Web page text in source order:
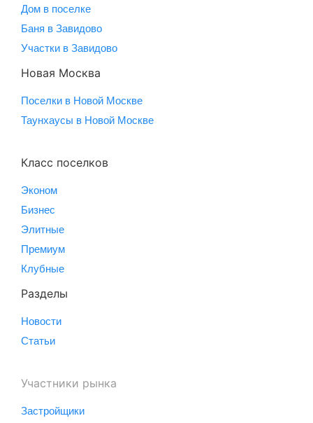
Дом в поселке
Баня в Завидово
Участки в Завидово
Новая Москва
Поселки в Новой Москве
Таунхаусы в Новой Москве
Класс поселков
Эконом
Бизнес
Элитные
Премиум
Клубные
Разделы
Новости
Статьи
Участники рынка
Застройщики